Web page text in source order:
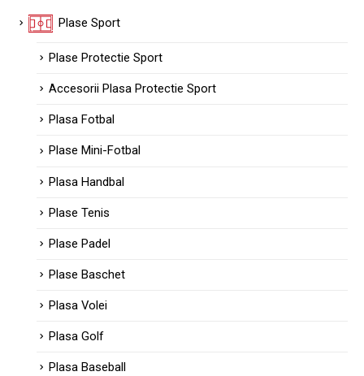
Plase Sport
Plase Protectie Sport
Accesorii Plasa Protectie Sport
Plasa Fotbal
Plase Mini-Fotbal
Plasa Handbal
Plase Tenis
Plase Padel
Plase Baschet
Plasa Volei
Plasa Golf
Plasa Baseball